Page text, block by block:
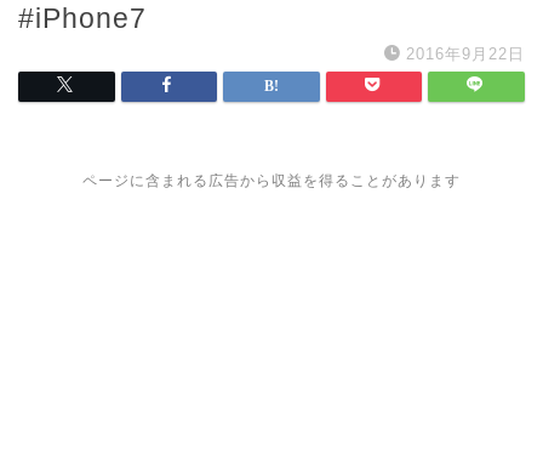
#iPhone7
2016年9月22日
ページに含まれる広告から収益を得ることがあります